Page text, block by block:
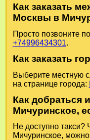
Как заказать
Москвы в
Просто позвоните
+74996434301.
Как заказать
Выберите местную
на странице города:
Как добраться
Мичуринское,
Не доступно такси?
Мичуринское, можно